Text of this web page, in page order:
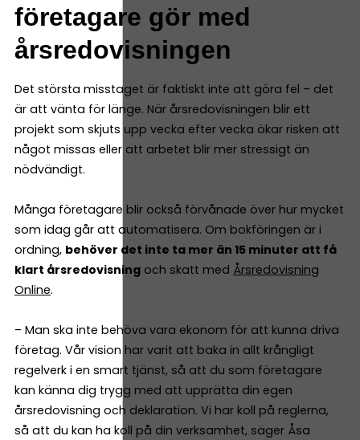
företagare gör med
årsredovisningen
Det största misstaget är faktiskt inte att göra fel – det
är att vänta för länge. När årsredovisningen blir ett
projekt som skjuts upp vecka efter vecka ökar risken att
något missas eller att arbetet blir mer stressigt än
nödvändigt.
Många företagare blir också förvånade över hur mycket
som idag går att automatisera. Om bokföringen är i
ordning, behöver det inte ta mer än 15 minuter att få
klart årsredovisning och skatt med Årsredovisning
Online.
– Man ska inte behöva vara ekonom för att kunna driva
företag. Vår vision har varit att baka in allt krångligt
regelverk i en smart tjänst, så att du som företagare
kan känna dig trygg med att upprätta din egen
årsredovisning och deklaration. Vi har koll på reglerna,
så att du kan ha koll på din verksamhet, säger Åsa